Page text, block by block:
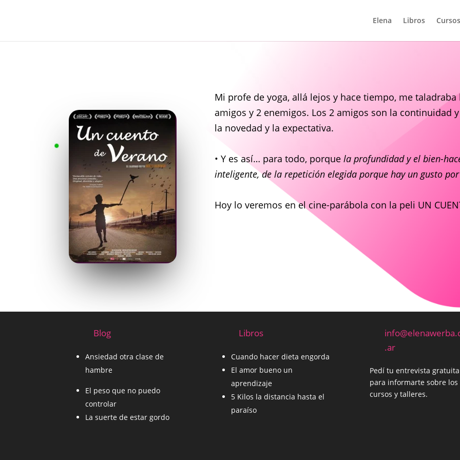
Elena Libros
Mi profe de yoga, allá lejos y hace tiempo, me taladraba
amigos y 2 enemigos. Los 2 amigos son la continuidad
la novedad y la expectativa.
• Y es así… para todo, porque la profundidad y el bien-
inteligente, de la repetición elegida porque hay un gusto
Hoy lo veremos en el cine-parábola con la peli UN
Blog
Ansiedad otra clase de
hambre
El peso que no puedo
controlar
La suerte de estar gordo
Libros
Cuando hacer dieta engorda
El amor bueno un
aprendizaje
5 Kilos la distancia hasta el
paraíso
.ar
Pedí tu entrevista gratuita
para informarte sobre los
cursos y talleres.